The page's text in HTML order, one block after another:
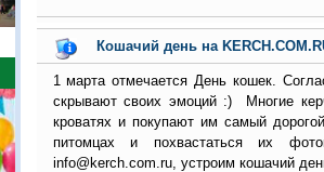
Кошачий день на
1 марта отмечается День кошек.
скрывают своих эмоций :) Многие
кроватях и покупают им самый
питомцах и похвастаться их
info@kerch.com.ru, устроим кошачий